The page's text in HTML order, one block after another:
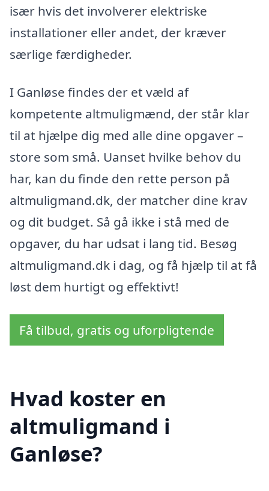
især hvis det involverer elektriske
installationer eller andet, der kræver
særlige færdigheder.
I Ganløse findes der et væld af
kompetente altmuligmænd, der står klar
til at hjælpe dig med alle dine opgaver –
store som små. Uanset hvilke behov du
har, kan du finde den rette person på
altmuligmand.dk, der matcher dine krav
og dit budget. Så gå ikke i stå med de
opgaver, du har udsat i lang tid. Besøg
altmuligmand.dk i dag, og få hjælp til at få
løst dem hurtigt og effektivt!
Få tilbud, gratis og uforpligtende
Hvad koster en
altmuligmand i
Ganløse?